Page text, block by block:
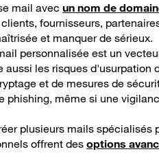
mail avec un nom de
fournisseurs,
et manquer de sérieux.
personnalisée est un
les risques d'usurpation
et de mesures de
phishing, même si une
plusieurs mails spécialisés
offrent des options